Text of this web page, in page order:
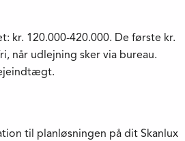
kr. 120.000-420.000. De første kr.
når udlejning sker via bureau.
til planløsningen på dit Skanlux